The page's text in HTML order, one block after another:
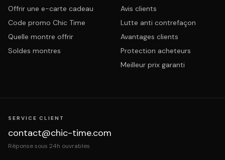
Offrir une e-carte cadeau
Code promo Chic Time
Quelle montre offrir
Soldes montres
Avis clients
Lutte anti contrefaçon
Avantages clients
Protection acheteurs
Meilleur prix garanti
SERVICE CLIENT
contact@chic-time.com
Réponse sous 24h ouvrables